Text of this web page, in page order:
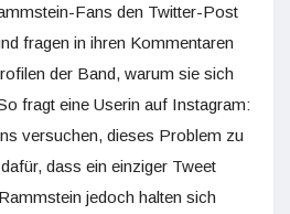
Fans den Twitter-Post
fragen in ihren Kommentaren
der Band, warum sie sich
fragt eine Userin auf Instagram:
versuchen, dieses Problem zu
dass ein einziger Tweet
jedoch halten sich